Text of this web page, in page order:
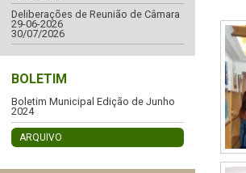
Deliberações de Reunião de Câmara
29-06-2026
30/07/2026
BOLETIM
Boletim Municipal Edição de Junho
2024
ARQUIVO